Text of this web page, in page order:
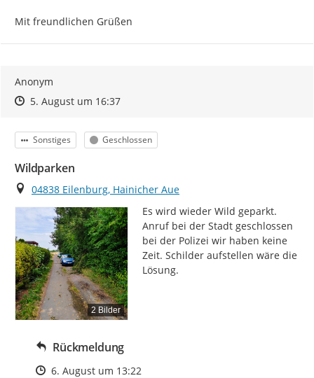
Mit freundlichen Grüßen
Anonym
Zeitpunkt des Erstellens
Zeitpunkt des Erstellens
5. August um 16:37Zur Äußerung
Kategorie
Sonstiges Status
Geschlossen
Wildparken
Ort
04838 Eilenburg, Hainicher Aue
2 Bilder
Es wird wieder Wild geparkt.
Anruf bei der Stadt geschlossen
bei der Polizei wir haben keine
Zeit. Schilder aufstellen wäre die
Lösung.
Rückmeldung
Zeitpunkt des Erstellens
6. August um 13:22